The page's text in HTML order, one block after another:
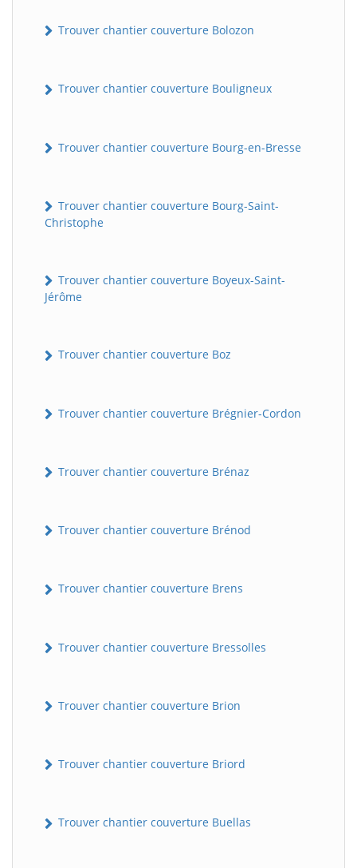
Trouver chantier couverture Bolozon
Trouver chantier couverture Bouligneux
Trouver chantier couverture Bourg-en-Bresse
Trouver chantier couverture Bourg-Saint-
Christophe
Trouver chantier couverture Boyeux-Saint-
Jérôme
Trouver chantier couverture Boz
Trouver chantier couverture Brégnier-Cordon
Trouver chantier couverture Brénaz
Trouver chantier couverture Brénod
Trouver chantier couverture Brens
Trouver chantier couverture Bressolles
Trouver chantier couverture Brion
Trouver chantier couverture Briord
Trouver chantier couverture Buellas